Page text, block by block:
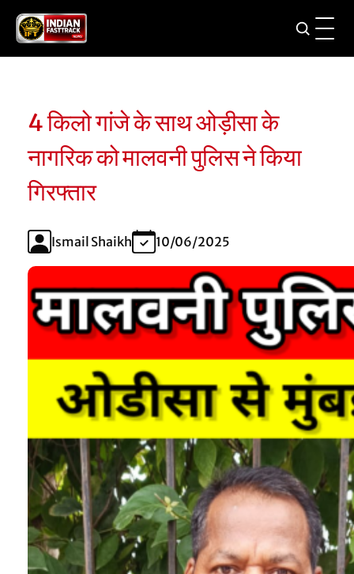
4 किलो गांजे के साथ ओड़ीसा के
नागरिक को मालवनी पुलिस ने किया
गिरफ्तार
Ismail Shaikh 10/06/2025